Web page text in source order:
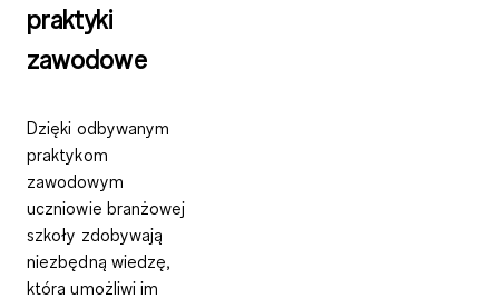
praktyki
zawodowe
Dzięki odbywanym
praktykom
zawodowym
uczniowie branżowej
szkoły zdobywają
niezbędną wiedzę,
która umożliwi im